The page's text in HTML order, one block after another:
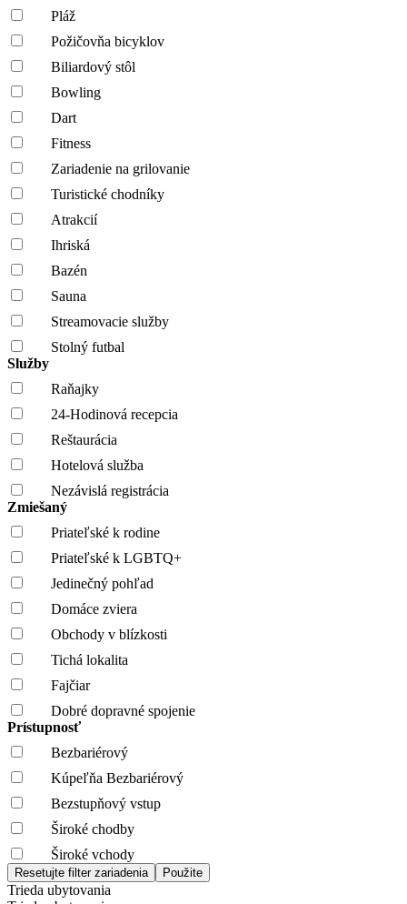
Pláž
Požičovňa bicyklov
Biliardový stôl
Bowling
Dart
Fitness
Zariadenie na grilovanie
Turistické chodníky
Atrakcií
Ihriská
Bazén
Sauna
Streamovacie služby
Stolný futbal
Služby
Raňajky
24-Hodinová recepcia
Reštaurácia
Hotelová služba
Nezávislá registrácia
Zmiešaný
Priateľské k rodine
Priateľské k LGBTQ+
Jedinečný pohľad
Domáce zviera
Obchody v blízkosti
Tichá lokalita
Fajčiar
Dobré dopravné spojenie
Prístupnosť
Bezbariérový
Kúpeľňa Bezbariérový
Bezstupňový vstup
Široké chodby
Široké vchody
Trieda ubytovania